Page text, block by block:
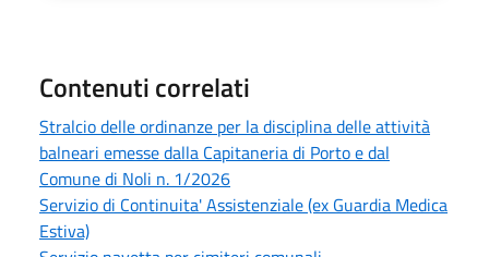
Contenuti correlati
Stralcio delle ordinanze per la disciplina delle attività
balneari emesse dalla Capitaneria di Porto e dal
Comune di Noli n. 1/2026
Servizio di Continuita' Assistenziale (ex Guardia Medica
Estiva)